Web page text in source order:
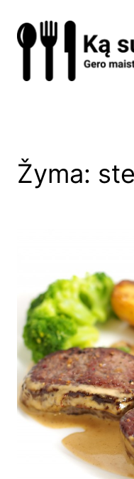
prie
turinio
Žyma: